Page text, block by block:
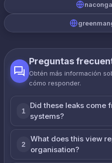
Preguntas
Obtén más información
cómo responder.
1
Did these leaks come
systems?
2
What does this view
organisation?